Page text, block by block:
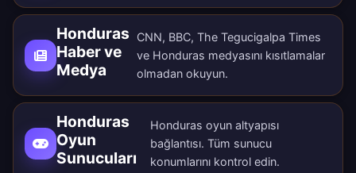
Honduras
Haber ve
Medya
CNN, BBC, The Tegucigalpa Times
ve Honduras medyasını kısıtlamalar
olmadan okuyun.
Honduras
Oyun
Sunucuları
Honduras oyun altyapısı
bağlantısı. Tüm sunucu
konumlarınıkontrol edin.